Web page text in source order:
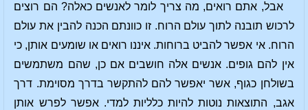
אבל, אתם רואים, מה צריך לומר לאנשים כאלה? הם רוצים
לרכוש תובנה לתוך עולם הרוח. זו כוונתם הכנה להבין את עולם
הרוח. אי אפשר להביט ברוחות. איננו רואים או שומעים אותן, כי
אין להם גופים. אנשים אלה חושבים אם כן, שהם משתמשים
בשולחן כגוף, אשר יאפשר להם להתקשר בדרך מסוימת. דרך
אגב, התוצאות נוטות להיות כלליות למדי. אפשר לפרש אותן